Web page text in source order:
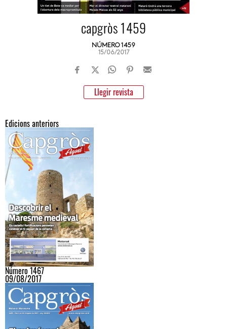
capgròs 1459
NÚMERO 1459
15/06/2017
Llegir revista
Edicions anteriors
Número 1467
09/08/2017